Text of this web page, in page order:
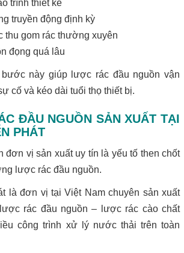
trình thiết kế
truyền động định kỳ
thu gom rác thường xuyên
đọng quá lâu
này giúp lược rác đầu nguồn vận
cố và kéo dài tuổi thọ thiết bị.
ĐẦU NGUỒN SẢN XUẤT TẠI
PHÁT
đơn vị sản xuất uy tín là yếu tố then chốt
lược rác đầu nguồn.
là đơn vị tại Việt Nam chuyên sản xuất
rác đầu nguồn – lược rác cào chất
công trình xử lý nước thải trên toàn